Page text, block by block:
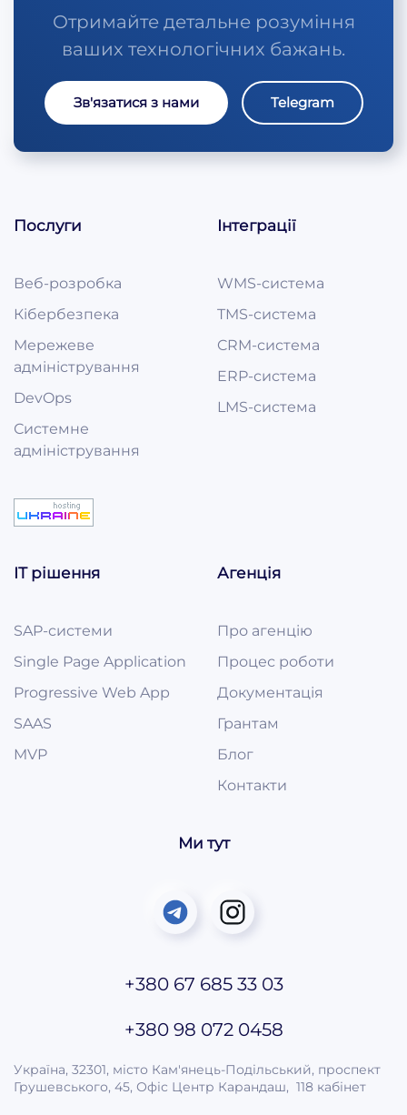
Отримайте детальне розуміння
ваших технологічних бажань.
Зв'язатися з нами Telegram
Послуги
Веб-розробка
Кібербезпека
Мережеве
адміністрування
DevOps
Системне
адміністрування
Інтеграції
WMS-система
TMS-система
CRM-система
ERP-система
LMS-система
ІТ рішення
SAP-системи
Single Page Application
Progressive Web App
SAAS
MVP
Агенція
Про агенцію
Процес роботи
Документація
Грантам
Блог
Контакти
Ми тут
+380 67 685 33 03
+380 98 072 0458
Україна, 32301, місто Кам'янець-Подільський, проспект
Грушевського, 45, Офіс Центр Карандаш, 118 кабінет